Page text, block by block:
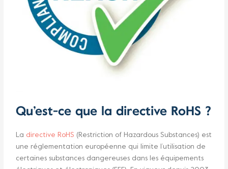
Qu’est-ce que la directive RoHS ?
La directive RoHS (Restriction of Hazardous Substances) est
une réglementation européenne qui limite l’utilisation de
certaines substances dangereuses dans les équipements